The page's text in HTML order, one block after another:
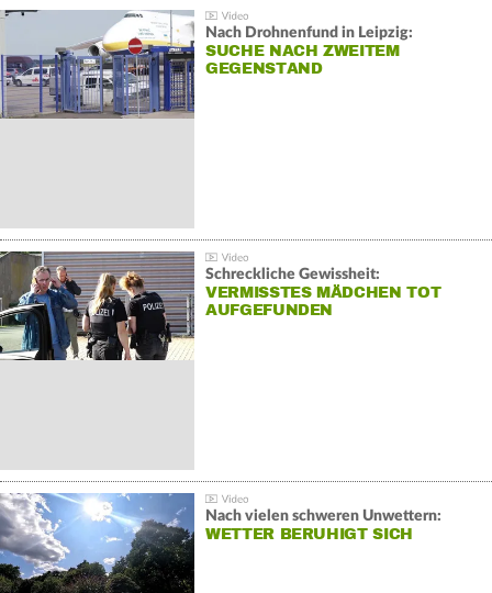
Nach Drohnenfund in Leipzig:
SUCHE NACH ZWEITEM
GEGENSTAND
Schreckliche Gewissheit:
VERMISSTES MÄDCHEN TOT
AUFGEFUNDEN
Nach vielen schweren Unwettern:
WETTER BERUHIGT SICH